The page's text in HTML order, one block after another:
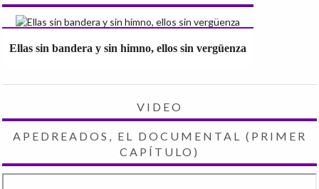
Ellas sin bandera y sin himno, ellos sin vergüenza
VIDEO
APEDREADOS, EL DOCUMENTAL (PRIMER
CAPÍTULO)